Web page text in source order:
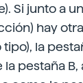
Si junto a
hay
la
pestaña